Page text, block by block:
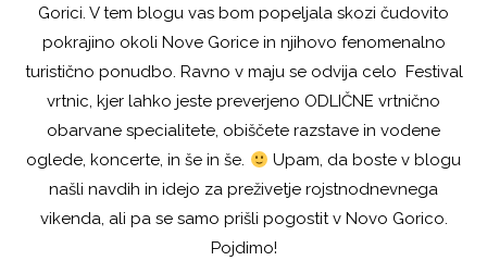
Gorici. V tem blogu vas bom popeljala skozi čudovito
pokrajino okoli Nove Gorice in njihovo fenomenalno
turistično ponudbo. Ravno v maju se odvija celo Festival
vrtnic, kjer lahko jeste preverjeno ODLIČNE vrtnično
obarvane specialitete, obiščete razstave in vodene
oglede, koncerte, in še in še.
Upam, da boste v blogu
našli navdih in idejo za preživetje rojstnodnevnega
vikenda, ali pa se samo prišli pogostit v Novo Gorico.
Pojdimo!